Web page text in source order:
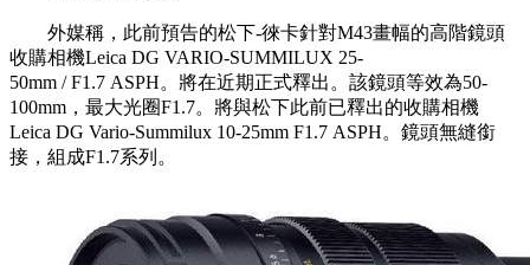
外媒稱，此前預告的松下-徠卡針對M43畫幅的高階鏡頭
收購相機Leica DG VARIO-SUMMILUX 25-
50mm / F1.7 ASPH。將在近期正式釋出。該鏡頭等效為50-
100mm，最大光圈F1.7。將與松下此前已釋出的收購相機
Leica DG Vario-Summilux 10-25mm F1.7 ASPH。鏡頭無縫銜
接，組成F1.7系列。